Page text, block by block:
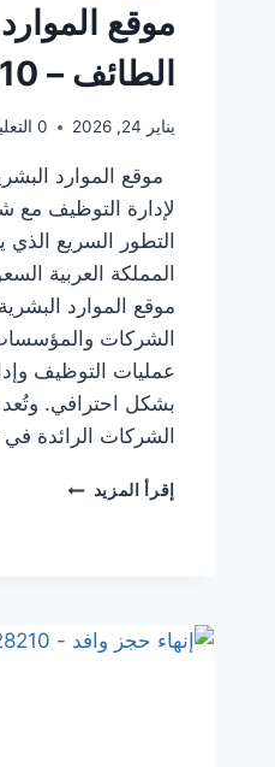
موقع
الطائف – 01229328210
يناير 24, 2026 0 التعليقات
موقع الموارد
لإدارة التوظيف
التطور السريع
المملكة العربية
موقع الموارد
الشركات
عمليات التوظيف
بشكل احترافي.
الشركات الرائدة
إقرأ المزيد